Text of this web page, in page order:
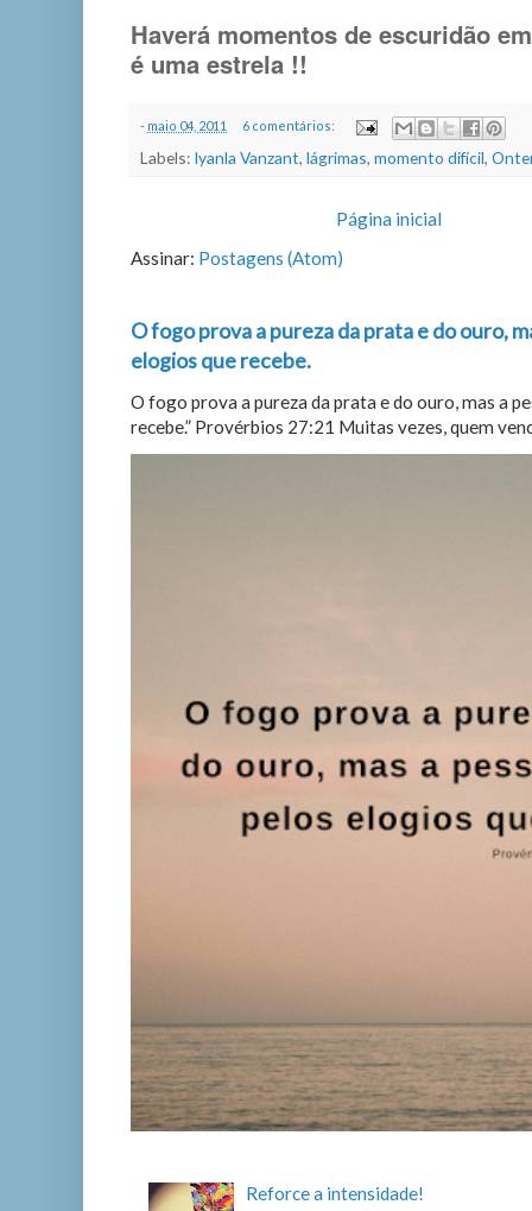
Haverá momentos de escuridão
é uma estrela !!
- maio 04, 2011 6 comentários:
Labels: Iyanla Vanzant, lágrimas, momento difícil,
Página inicial
Assinar: Postagens (Atom)
O fogo prova a pureza da prata e do ouro,
elogios que recebe.
O fogo prova a pureza da prata e do ouro, mas a
recebe.” Provérbios 27:21 Muitas vezes, quem
Reforce a intensidade!